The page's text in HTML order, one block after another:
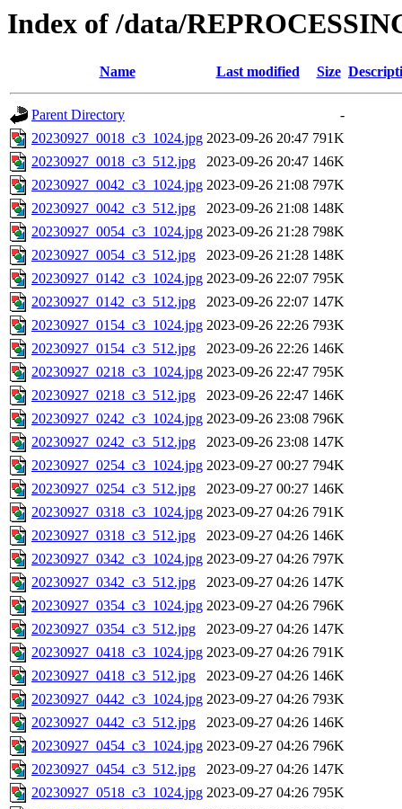
Index of /data/
Name Last modified Size
Parent Directory
-
20230927_0018_c3_1024.jpg 2023-09-26 20:47 791K
20230927_0018_c3_512.jpg
2023-09-26 20:47 146K
20230927_0042_c3_1024.jpg 2023-09-26 21:08 797K
20230927_0042_c3_512.jpg
2023-09-26 21:08 148K
20230927_0054_c3_1024.jpg 2023-09-26 21:28 798K
20230927_0054_c3_512.jpg
2023-09-26 21:28 148K
20230927_0142_c3_1024.jpg 2023-09-26 22:07 795K
20230927_0142_c3_512.jpg
2023-09-26 22:07 147K
20230927_0154_c3_1024.jpg 2023-09-26 22:26 793K
20230927_0154_c3_512.jpg
2023-09-26 22:26 146K
20230927_0218_c3_1024.jpg 2023-09-26 22:47 795K
20230927_0218_c3_512.jpg
2023-09-26 22:47 146K
20230927_0242_c3_1024.jpg 2023-09-26 23:08 796K
20230927_0242_c3_512.jpg
2023-09-26 23:08 147K
20230927_0254_c3_1024.jpg 2023-09-27 00:27 794K
20230927_0254_c3_512.jpg
2023-09-27 00:27 146K
20230927_0318_c3_1024.jpg 2023-09-27 04:26 791K
20230927_0318_c3_512.jpg
2023-09-27 04:26 146K
20230927_0342_c3_1024.jpg 2023-09-27 04:26 797K
20230927_0342_c3_512.jpg
2023-09-27 04:26 147K
20230927_0354_c3_1024.jpg 2023-09-27 04:26 796K
20230927_0354_c3_512.jpg
2023-09-27 04:26 147K
20230927_0418_c3_1024.jpg 2023-09-27 04:26 791K
20230927_0418_c3_512.jpg
2023-09-27 04:26 146K
20230927_0442_c3_1024.jpg 2023-09-27 04:26 793K
20230927_0442_c3_512.jpg
2023-09-27 04:26 146K
20230927_0454_c3_1024.jpg 2023-09-27 04:26 796K
20230927_0454_c3_512.jpg
2023-09-27 04:26 147K
20230927_0518_c3_1024.jpg 2023-09-27 04:26 795K